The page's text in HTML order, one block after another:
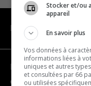
NAVIGATION
Become a partner
Contact us
Stocker et/ou
appareil
En savoir plus
Vos données à
informations liées à
uniques et autres
et consultées par 66
ou utilisées